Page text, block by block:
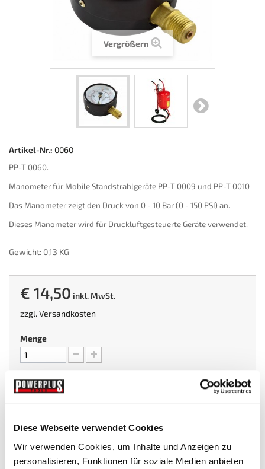
Diese Webseite verwendet Cookies
Wir verwenden Cookies, um Inhalte und Anzeigen zu
personalisieren, Funktionen für soziale Medien anbieten
Vergrößern
Artikel-Nr.: 0060
PP-T 0060.
Manometer für Mobile Standstrahlgeräte PP-T 0009 und PP-T 0010
Das Manometer zeigt den Druck von 0 - 10 Bar (0 - 150 PSI) an.
Dieses Manometer wird für Druckluftgesteuerte Geräte verwendet.
Gewicht: 0,13 KG
€ 14,50 inkl. MwSt.
zzgl.Versandkosten
Menge
Sofort versandfertig, Lieferfrist 1-3 Tage
In den Warenkorb
oder